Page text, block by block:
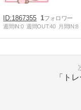
1867355 1
週間IN:0 週間OUT:40 月間IN:8
「ト